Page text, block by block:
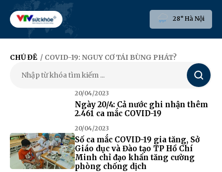
28° Hà Nội
CHỦ ĐỀ / COVID-19: NGUY CƠ TÁI BÙNG PHÁT?
Tìm
kiếm
20/04/2023
Ngày 20/4: Cả nước ghi nhận thêm
2.461 ca mắc COVID-19
20/04/2023
Số ca mắc COVID-19 gia tăng, Sở
Giáo dục và Đào tạo TP Hồ Chí
Minh chỉ đạo khẩn tăng cường
phòng chống dịch